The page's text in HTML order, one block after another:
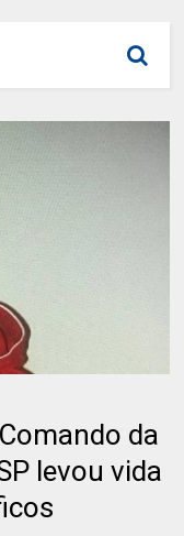
da
levou vida